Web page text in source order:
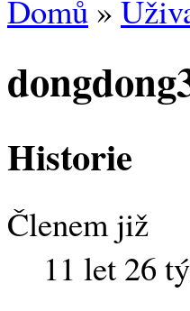
Domů »
Historie
Členem již
11 let 26